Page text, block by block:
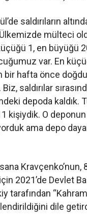
saldırıların
mülteci
1, en büyüğü
var. En
bir hafta önce
saldırılar
depoda kaldık.
kişiydik. O
ama depo
Kravçenko’nun,
2021’de Devlet
tarafından
dile